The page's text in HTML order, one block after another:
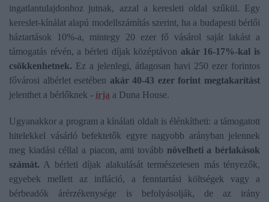
ingatlantulajdonhoz jutnak, azzal a keresleti oldal szűkül. Egy
kereslet-kínálat alapú modellszámítás szerint, ha a budapesti bérlői
háztartások 10%-a, mintegy 20 ezer fő vásárol saját lakást a
támogatás révén, a bérleti díjak középtávon akár 16-17%-kal is
csökkenhetnek. Ez a jelenlegi, átlagosan havi 250 ezer forintos
fővárosi albérlet esetében akár 40-43 ezer forint megtakarítást
jelenthet a bérlőknek - írja a Duna House.
Ugyanakkor a program a kínálati oldalt is élénkítheti: a támogatott
hitelekkel vásárló befektetők egyre nagyobb arányban jelennek
meg kiadási céllal a piacon, ami tovább növelheti a bérlakások
számát. A bérleti díjak alakulását természetesen más tényezők,
egyebek mellett az infláció, a fenntartási költségek vagy a
bérbeadók árérzékenysége is befolyásolják, de az irány